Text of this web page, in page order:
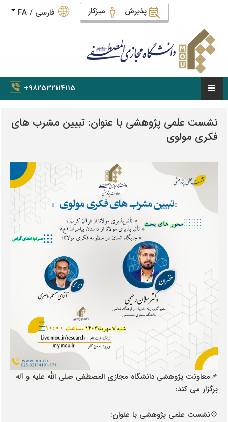
پذیرش میزکار فارسي /
FA
+982532114115
نشست علمی پژوهشی با عنوان: تبیین مشرب های
فکری مولوی
📌معاونت پژوهشی دانشگاه مجازی المصطفی صلی الله علیه و آله
برگزار می کند:
💠نشست علمی پژوهشی با عنوان: